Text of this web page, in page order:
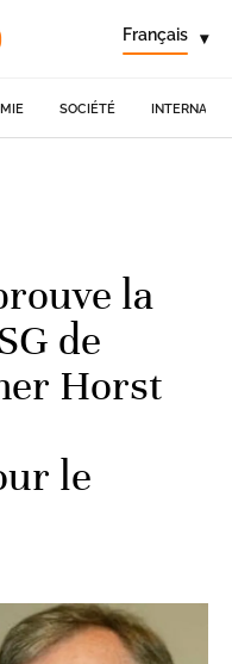
Français ▾
SOCIÉTÉ
la
de
Horst
le